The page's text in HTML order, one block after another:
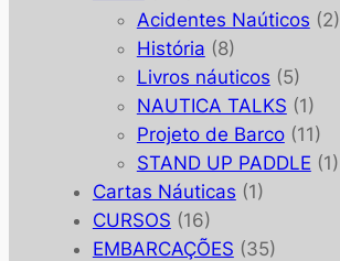
Acidentes Naúticos (2)
História (8)
Livros náuticos (5)
NAUTICA TALKS (1)
Projeto de Barco(11)
STAND UP PADDLE (1)
Cartas Náuticas (1)
CURSOS (16)
EMBARCAÇÕES (35)